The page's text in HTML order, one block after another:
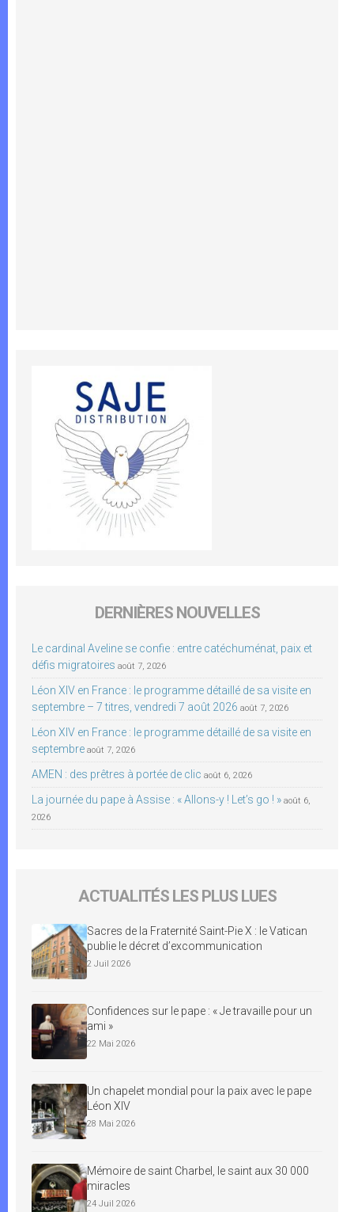
DERNIÈRES NOUVELLES
Le cardinal Aveline se confie : entre catéchuménat, paix et
défis migratoires août 7, 2026
Léon XIV en France : le programme détaillé de sa visite en
septembre – 7 titres, vendredi 7 août 2026 août 7, 2026
Léon XIV en France : le programme détaillé de sa visite en
septembre août 7, 2026
AMEN : des prêtres à portée de clic août 6, 2026
La journée du pape à Assise : « Allons-y ! Let’s go ! » août 6,
2026
ACTUALITÉS LES PLUS LUES
Sacres de la Fraternité Saint-Pie X : le Vatican
publie le décret d’excommunication
2 Juil 2026
Confidences sur le pape : « Je travaille pour un
ami »
22 Mai 2026
Un chapelet mondial pour la paix avec le pape
Léon XIV
28 Mai 2026
Mémoire de saint Charbel, le saint aux 30 000
miracles
24 Juil 2026